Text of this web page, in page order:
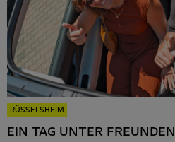
RÜSSELSHEIM
EIN TAG UNTER FREUNDEN